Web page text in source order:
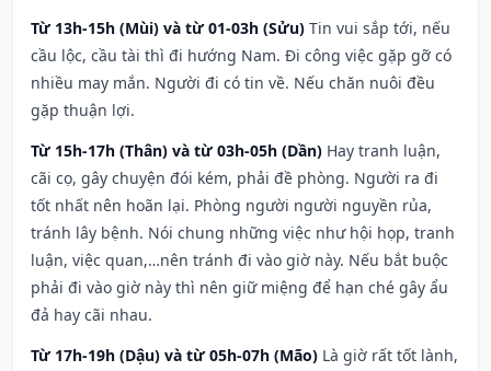
Từ 13h-15h (Mùi) và từ 01-03h (Sửu) Tin vui sắp tới, nếu
cầu lộc, cầu tài thì đi hướng Nam. Đi công việc gặp gỡ có
nhiều may mắn. Người đi có tin về. Nếu chăn nuôi đều
gặp thuận lợi.
Từ 15h-17h (Thân) và từ 03h-05h (Dần) Hay tranh luận,
cãi cọ, gây chuyện đói kém, phải đề phòng. Người ra đi
tốt nhất nên hoãn lại. Phòng người người nguyền rủa,
tránh lây bệnh. Nói chung những việc như hội họp, tranh
luận, việc quan,…nên tránh đi vào giờ này. Nếu bắt buộc
phải đi vào giờ này thì nên giữ miệng để hạn ché gây ẩu
đả hay cãi nhau.
Từ 17h-19h (Dậu) và từ 05h-07h (Mão) Là giờ rất tốt lành,